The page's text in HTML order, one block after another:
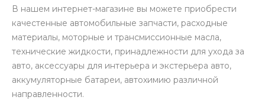
В нашем интернет-магазине вы можете приобрести
качестенные автомобильные запчасти, расходные
материалы, моторные и трансмиссионные масла,
технические жидкости, принадлежности для ухода за
авто, аксессуары для интерьера и экстерьера авто,
аккумуляторные батареи, автохимию различной
направленности.